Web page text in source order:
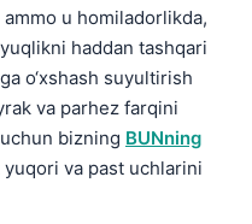
ammo u homiladorlikda,
haddan tashqari
o‘xshash suyultirish
va parhez farqini
bizning BUNning
yuqori va past uchlarini